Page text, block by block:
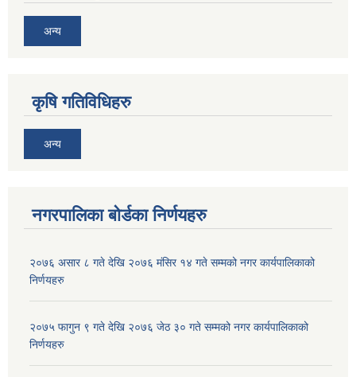
अन्य
कृषि गतिविधिहरु
अन्य
नगरपालिका बोर्डका निर्णयहरु
२०७६ असार ८ गते देखि २०७६ मंसिर १४ गते सम्मको नगर कार्यपालिकाको
निर्णयहरु
२०७५ फागुन ९ गते देखि २०७६ जेठ ३० गते सम्मको नगर कार्यपालिकाको
निर्णयहरु